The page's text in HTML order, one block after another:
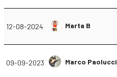
12-08-2024 Marta B
09-09-2023 Marco Paolucci